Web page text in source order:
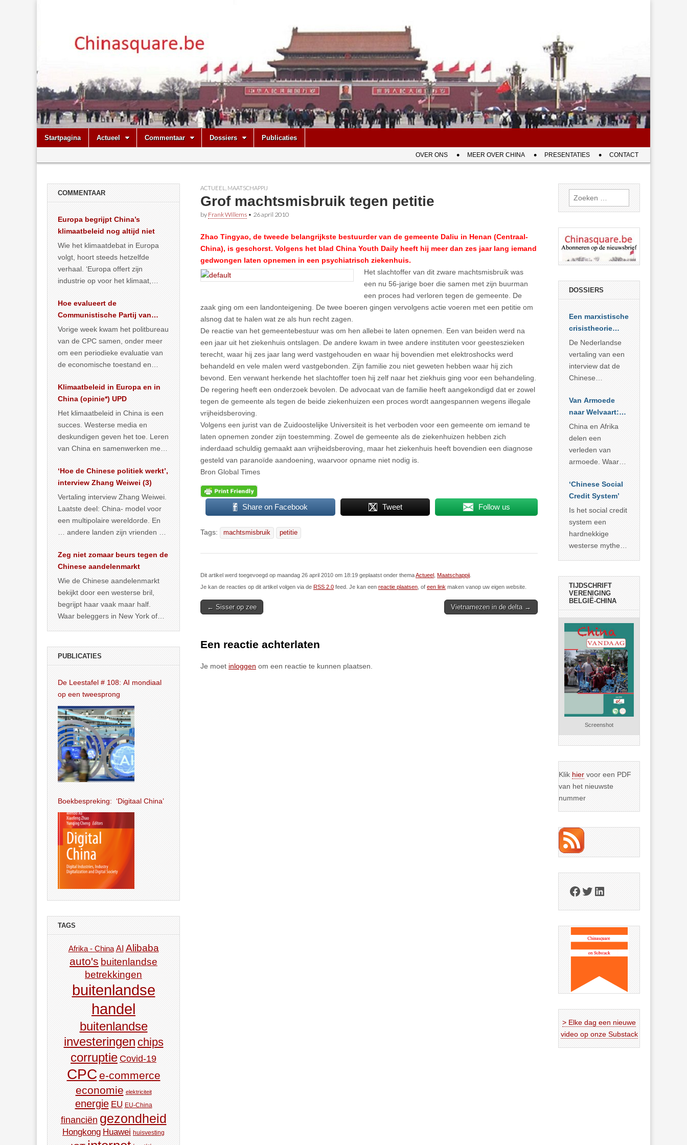
Chinasquare.be
Main
menu
Skip
Startpagina Actueel Commentaar Dossiers Publicaties
menu
OVER ONS MEER OVER CHINA PRESENTATIES CONTACT
ACTUEEL MAATSCHAPPIJ
Grof machtsmisbruik tegen petitie
by Frank Willems • 26 april 2010
Zhao Tingyao, de tweede belangrijkste bestuurder van de gemeente Daliu in Henan (Centraal-
China), is geschorst. Volgens het blad China Youth Daily heeft hij meer dan zes jaar lang iemand
gedwongen laten opnemen in een psychiatrisch ziekenhuis.
Het slachtoffer van dit zware machtsmisbruik was
een nu 56-jarige boer die samen met zijn buurman
een proces had verloren tegen de gemeente. De
zaak ging om een landonteigening. De twee boeren gingen vervolgens actie voeren met een petitie om
alsnog dat te halen wat ze als hun recht zagen.
De reactie van het gemeentebestuur was om hen allebei te laten opnemen. Een van beiden werd na
een jaar uit het ziekenhuis ontslagen. De andere kwam in twee andere instituten voor geesteszieken
terecht, waar hij zes jaar lang werd vastgehouden en waar hij bovendien met elektroshocks werd
behandeld en vele malen werd vastgebonden. Zijn familie zou niet geweten hebben waar hij zich
bevond. Een verwant herkende het slachtoffer toen hij zelf naar het ziekhuis ging voor een behandeling.
De regering heeft een onderzoek bevolen. De advocaat van de familie heeft aangekondigd dat er zowel
tegen de gemeente als tegen de beide ziekenhuizen een proces wordt aangespannen wegens illegale
vrijheidsberoving.
Volgens een jurist van de Zuidoostelijke Universiteit is het verboden voor een gemeente om iemand te
laten opnemen zonder zijn toestemming. Zowel de gemeente als de ziekenhuizen hebben zich
inderdaad schuldig gemaakt aan vrijheidsberoving, maar het ziekenhuis heeft bovendien een diagnose
gesteld van paranoïde aandoening, waarvoor opname niet nodig is.
Bron Global Times
Share on Facebook Tweet Follow us
Tags: machtsmisbruik petitie
Dit artikel werd toegevoegd op maandag 26 april 2010 om 18:19 geplaatst onder themaActueel Maatschappij
Je kan de reacties op dit artikel volgen via de RSS 2.0 feed. Je kan een reactie plaatsen , of een link maken vanop uw eigen website.
Post
← Sisser op zee Vietnamezen in de delta →
Een reactie achterlaten
Je moet inloggen om een reactie te kunnen plaatsen.
COMMENTAAR
Europa begrijpt China’s
klimaatbeleid nog altijd niet
Wie het klimaatdebat in Europa
volgt, hoort steeds hetzelfde
verhaal. ‘Europa offert zijn
industrie op voor het klimaat,
vergroening… >> lees meer
Hoe evalueert de
Communistische Partij van
China de economische
situatie?
Vorige week kwam het politbureau
van de CPC samen, onder meer
om een periodieke evaluatie van
de economische toestand en
publiceerden… >> lees meer
Klimaatbeleid in Europa en in
China (opinie*) UPD
Het klimaatbeleid in China is een
succes. Westerse media en
deskundigen geven het toe. Leren
van China en samenwerken met
… >> lees meer
‘Hoe de Chinese politiek werkt’,
interview Zhang Weiwei (3)
Vertaling interview Zhang Weiwei.
Laatste deel: China- model voor
een multipolaire wereldorde. En
… andere landen zijn vrienden of
Zeg niet zomaar beurs tegen de
Chinese aandelenmarkt
Wie de Chinese aandelenmarkt
bekijkt door een westerse bril,
begrijpt haar vaak maar half.
Waar beleggers in New York of
PUBLICATIES
De Leestafel # 108: AI mondiaal
op een tweesprong
Boekbespreking: ‘Digitaal China’
TAGS
Afrika - China AI Alibaba
auto's buitenlandse
betrekkingen
buitenlandse
handel
buitenlandse
investeringen chips
corruptie Covid-19
CPC e-commerce
economie elektriciteit
energie EU EU-China
financiën gezondheid
Hongkong Huawei huisvesting
Zoeken
naar:
DOSSIERS
Een marxistische
crisistheorie
voor vandaag
De Nederlandse
vertaling van een
interview dat de
Chinese
Sociale
Wetenschappen
afnam van de
Britse
marxistische
econoom Michael
zien dat
… >> lees meer
Van Armoede
naar Welvaart:
Wat Afrika kan
leren van
China’s
economisch
China en Afrika
delen een
verleden van
armoede. Waar
voorbije veertig
jaar in slaagde
meer dan 800
miljoen mensen
uit de armoede
… >> lees meer
‘Chinese Social
Credit System’
Is het social credit
system een
hardnekkige
westerse mythe of
TIJDSCHRIFT
VERENIGING
BELGIË-CHINA
Screenshot
Klik hier voor een PDF
van het nieuwste
nummer
Facebook
Twitter
LinkedIn
> Elke dag een nieuwe
video op onze Substack